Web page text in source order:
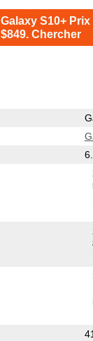
Galaxy S10+ Prix
$849. Chercher